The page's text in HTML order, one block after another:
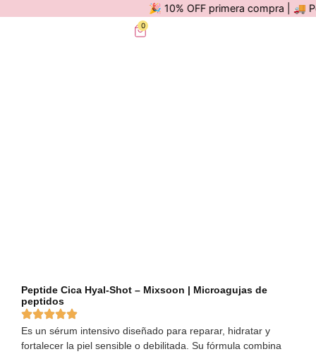
🎉 10% OFF primera compra | 🚚
0
Peptide Cica Hyal-Shot – Mixsoon | Microagujas de
peptidos
Es un sérum intensivo diseñado para reparar, hidratar y
fortalecer la piel sensible o debilitada. Su fórmula combina